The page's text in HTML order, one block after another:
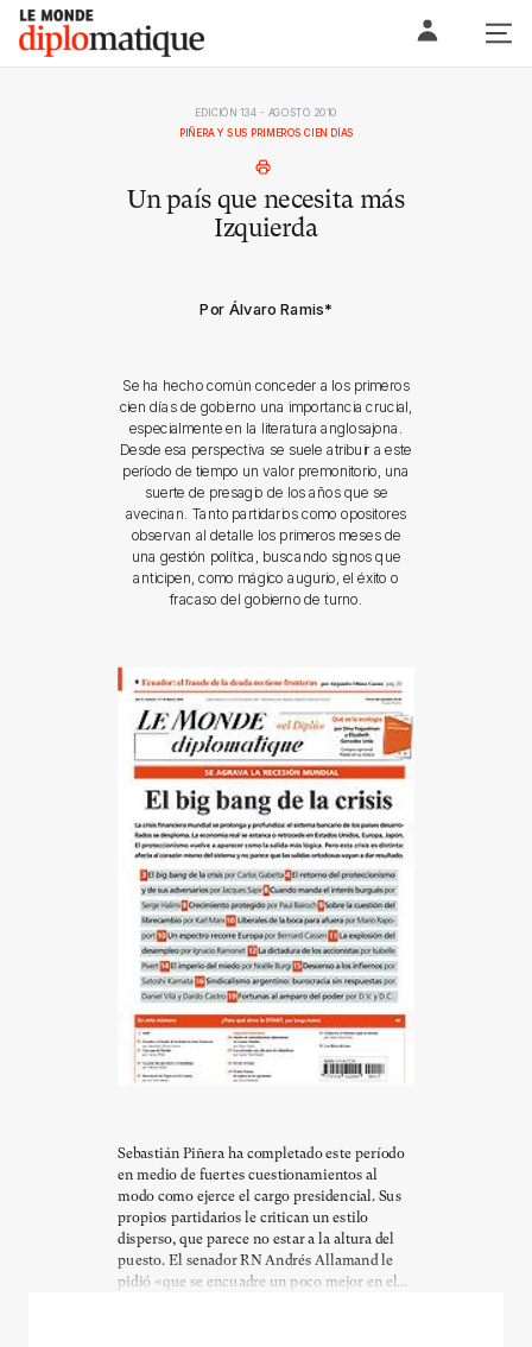
Skip
content
Le monde diplomatique
EDICIÓN 134 - AGOSTO 2010
PIÑERA Y SUS PRIMEROS CIEN DÍAS
Un país que necesita más
Izquierda
Por Álvaro Ramis*
Se ha hecho común conceder a los primeros
cien días de gobierno una importancia crucial,
especialmente en la literatura anglosajona.
Desde esa perspectiva se suele atribuir a este
período de tiempo un valor premonitorio, una
suerte de presagio de los años que se
avecinan. Tanto partidarios como opositores
observan al detalle los primeros meses de
una gestión política, buscando signos que
anticipen, como mágico augurio, el éxito o
fracaso del gobierno de turno.
Sebastián Piñera ha completado este período
en medio de fuertes cuestionamientos al
modo como ejerce el cargo presidencial. Sus
propios partidarios le critican un estilo
disperso, que parece no estar a la altura del
puesto. El senador RN Andrés Allamand le
pidió «que se encuadre un poco mejor en el...